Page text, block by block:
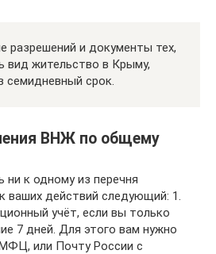
разрешений и документы тех,
вид жительство в Крыму,
семидневный срок.
ВНЖ по общему
ни к одному из перечня
ваших действий следующий: 1.
учёт, если вы только
7 дней. Для этого вам нужно
или Почту России с